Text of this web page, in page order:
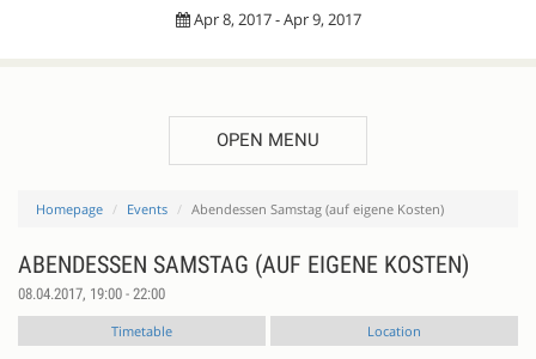
Apr 8, 2017 - Apr 9, 2017
OPEN MENU
Homepage Events Abendessen Samstag (auf eigene Kosten)
ABENDESSEN SAMSTAG (AUF EIGENE KOSTEN)
08.04.2017, 19:00 - 22:00
Timetable Location